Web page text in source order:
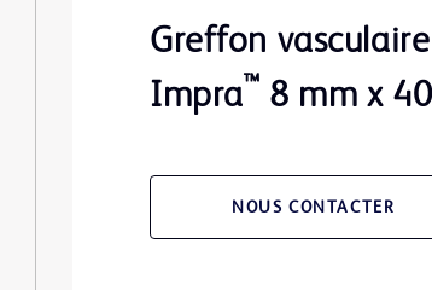
Greffon
Impra™ 8 mm x
NOUS CONTACTER